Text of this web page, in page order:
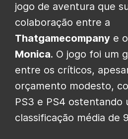
jogo de aventura que
colaboração entre a
Thatgamecompany e
Monica. O jogo foi um
entre os críticos,
orçamento modesto,
PS3 e PS4 ostentando
classificação média de